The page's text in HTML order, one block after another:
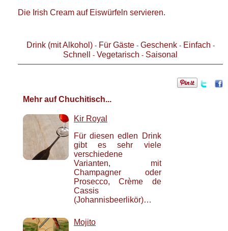
Die Irish Cream auf Eiswürfeln servieren.
Drink (mit Alkohol)- Für Gäste- Geschenk- Einfach -
Schnell - Vegetarisch - Saisonal
Mehr auf Chuchitisch...
Kir Royal
Für diesen edlen Drink
gibt es sehr viele
verschiedene
Varianten, mit
Champagner oder
Prosecco, Crème de
Cassis
(Johannisbeerlikör)…
Mojito